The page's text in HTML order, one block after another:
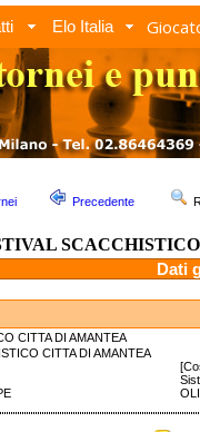
Elo Italia
Precedente
Dati
CITTA DI AMANTEA
CITTA DI AMANTEA